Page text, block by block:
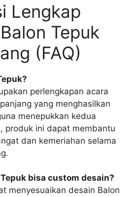
Lengkap
Tepuk
(FAQ)
perlengkapan acara
yang menghasilkan
menepukkan kedua
produk ini dapat membantu
dan kemeriahan selama
bisa custom desain?
menyesuaikan desain Balon